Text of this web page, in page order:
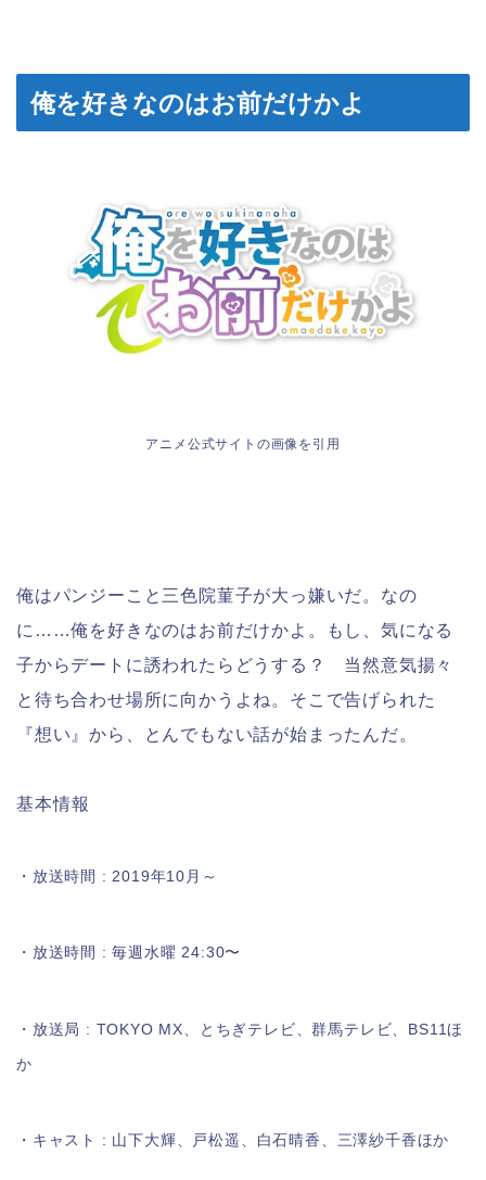
俺を好きなのはお前だけかよ
アニメ公式サイトの画像を引用
俺はパンジーこと三色院菫子が大っ嫌いだ。なの
に……俺を好きなのはお前だけかよ。もし、気になる
子からデートに誘われたらどうする？ 当然意気揚々
と待ち合わせ場所に向かうよね。そこで告げられた
『想い』から、とんでもない話が始まったんだ。
基本情報
・放送時間 : 2019年10月～
・放送時間 : 毎週水曜 24:30〜
・放送局 : TOKYO MX、とちぎテレビ、群馬テレビ、BS11ほ
か
・キャスト : 山下大輝、戸松遥、白石晴香、三澤紗千香ほか